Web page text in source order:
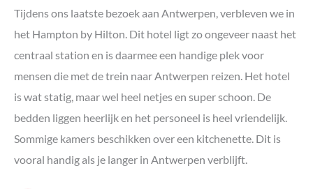
Tijdens ons laatste bezoek aan Antwerpen, verbleven we in
het Hampton by Hilton. Dit hotel ligt zo ongeveer naast het
centraal station en is daarmee een handige plek voor
mensen die met de trein naar Antwerpen reizen. Het hotel
is wat statig, maar wel heel netjes en super schoon. De
bedden liggen heerlijk en het personeel is heel vriendelijk.
Sommige kamers beschikken over een kitchenette. Dit is
vooral handig als je langer in Antwerpen verblijft.